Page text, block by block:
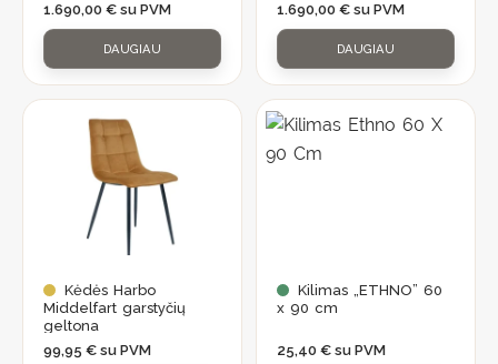
1.690,00 € su PVM
DAUGIAU
1.690,00 € su PVM
DAUGIAU
Kėdės Harbo
Middelfart garstyčių
geltona
99,95 € su PVM
Kilimas „ETHNO” 60
x 90 cm
25,40 € su PVM